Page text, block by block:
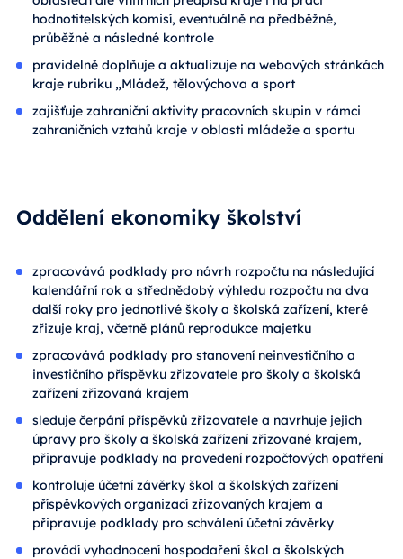
hodnotitelských komisí, eventuálně na předběžné,
průběžné a následné kontrole
pravidelně doplňuje a aktualizuje na webových stránkách
kraje rubriku „Mládež, tělovýchova a sport
zajišťuje zahraniční aktivity pracovních skupin v rámci
zahraničních vztahů kraje v oblasti mládeže a sportu
Oddělení ekonomiky školství
zpracovává podklady pro návrh rozpočtu na následující
kalendářní rok a střednědobý výhledu rozpočtu na dva
další roky pro jednotlivé školy a školská zařízení, které
zřizuje kraj, včetně plánů reprodukce majetku
zpracovává podklady pro stanovení neinvestičního a
investičního příspěvku zřizovatele pro školy a školská
zařízení zřizovaná krajem
sleduje čerpání příspěvků zřizovatele a navrhuje jejich
úpravy pro školy a školská zařízení zřizované krajem,
připravuje podklady na provedení rozpočtových opatření
kontroluje účetní závěrky škol a školských zařízení
příspěvkových organizací zřizovaných krajem a
připravuje podklady pro schválení účetní závěrky
provádí vyhodnocení hospodaření škol a školských